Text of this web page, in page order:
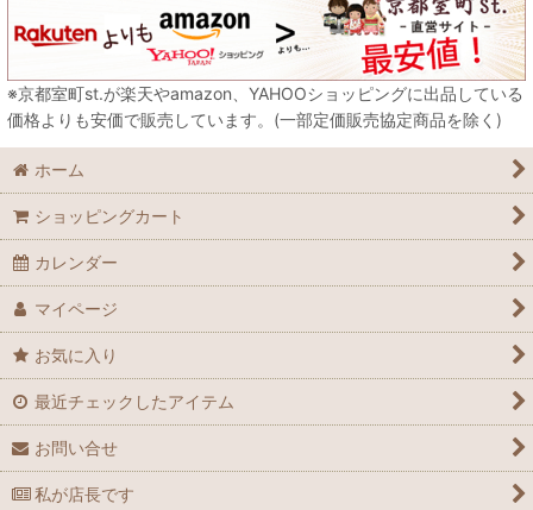
※京都室町st.が楽天やamazon、YAHOOショッピングに出品している
価格よりも安価で販売しています。(一部定価販売協定商品を除く)
ホーム
ショッピングカート
カレンダー
マイページ
お気に入り
最近チェックしたアイテム
お問い合せ
私が店長です